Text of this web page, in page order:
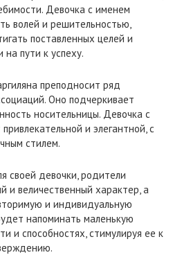
Девочка с именем
волей и решительностью,
поставленных целей и
пути к успеху.
преподносит ряд
Оно подчеркивает
носительницы. Девочка с
и элегантной, с
стилем.
своей девочки, родители
и величественный характер, а
и индивидуальную
напоминать маленькую
и способностях, стимулируя ее к